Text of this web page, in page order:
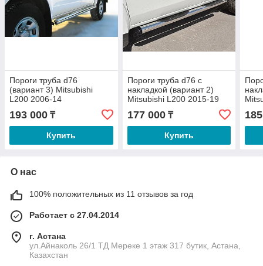
Пороги труба d76
(вариант 3) Mitsubishi
L200 2006-14
193 000 ₸
Купить
Пороги труба d76 с
накладкой (вариант 2)
Mitsubishi L200 2015-19
177 000₸
Купить
О нас
100% положительных из 11 отзывов за год
Работает с 27.04.2014
г. Астана
ул.Айнаколь 26/1 ТД Мереке 1 этаж 317 бутик, Астана,
Казахстан